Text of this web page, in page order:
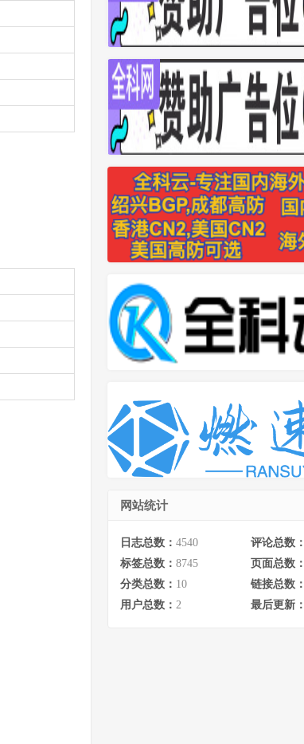
网站统计
日志总数： 4540 评论总数：
标签总数： 8745 页面总数：
分类总数： 10 链接总数：
用户总数： 2 最后更新：